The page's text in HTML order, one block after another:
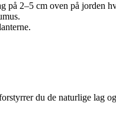
2–5 cm oven på jorden
du de naturlige lag